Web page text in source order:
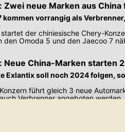
Zwei neue Marken aus China
kommen vorrangig als
der chiniesische Chery-
den Omoda 5 und den Jaecoo 7
Neue China-Marken starten
Exlantix soll noch 2024 folgen,
führt gleich 3 neue
Verbrenner angeboten werden.
für Deutschland. Quelle: Auto-News